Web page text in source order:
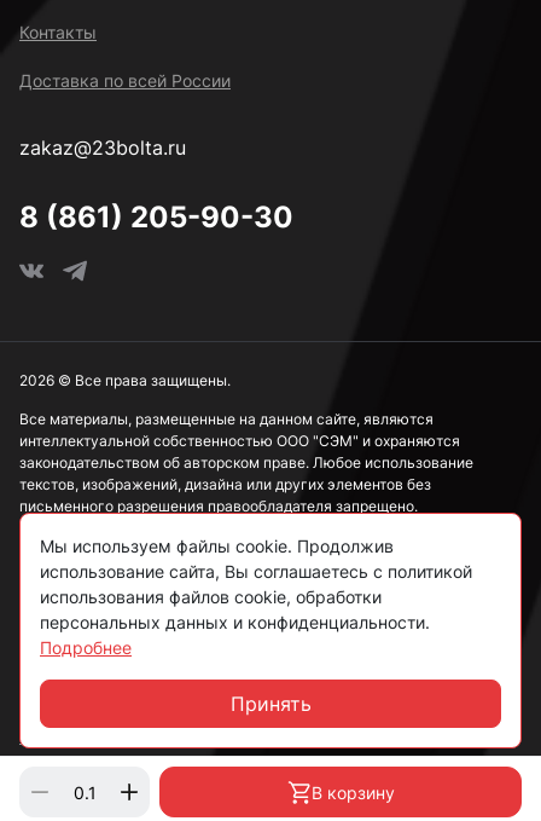
В корзину
Контакты
Доставка по всей России
zakaz@23bolta.ru
8 (861) 205-90-30
Все материалы, размещенные на данном сайте, являются
интеллектуальной собственностью ООО "СЭМ" и охраняются
законодательством об авторском праве. Любое использование
текстов, изображений, дизайна или других элементов без
письменного разрешения правообладателя запрещено.
Информация, представленная на сайте, носит исключительно
ознакомительный характер и не может рассматриваться как
публичная оферта в соответствии со ст. 437 ГК РФ.
Политика конфиденциальности
Согласие на обработку данных
Пользовательское соглашение
2026 © Все права защищены.
Мы используем файлы cookie. Продолжив
использование сайта, Вы соглашаетесь с политикой
использования файлов cookie, обработки
персональных данных и конфиденциальности.
Подробнее
Принять
Чат